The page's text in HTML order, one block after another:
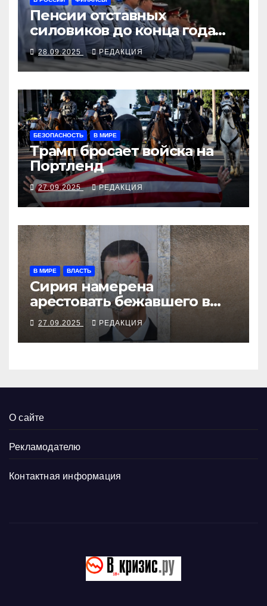
Пенсии отставных
силовиков до конца года
повысятся вместе с
окладами действующих
28.09.2025 РЕДАКЦИЯ
БЕЗОПАСНОСТЬ В МИРЕ
Трамп бросает войска на
Портленд
27.09.2025 РЕДАКЦИЯ
В МИРЕ ВЛАСТЬ
Сирия намерена
арестовать бежавшего в
Москву экс-диктатора
27.09.2025 РЕДАКЦИЯ
О сайте
Рекламодателю
Контактная информация